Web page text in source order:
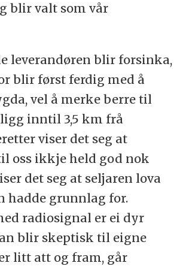
blir valt som vår
leverandøren blir forsinka,
blir først ferdig med å
vel å merke berre til
inntil 3,5 km frå
viser det seg at
oss ikkje held god nok
det seg at seljaren lova
hadde grunnlag for.
radiosignal er ei dyr
blir skeptisk til eigne
litt att og fram, går